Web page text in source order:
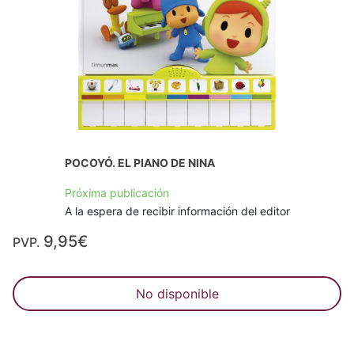
POCOYÓ. EL PIANO DE NINA
Próxima publicación
A la espera de recibir información del editor
PVP. 9,95€
No disponible